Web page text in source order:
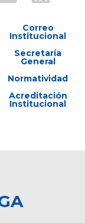
Correo
Institucional
Secretaría
General
Normatividad
Acreditación
Institucional